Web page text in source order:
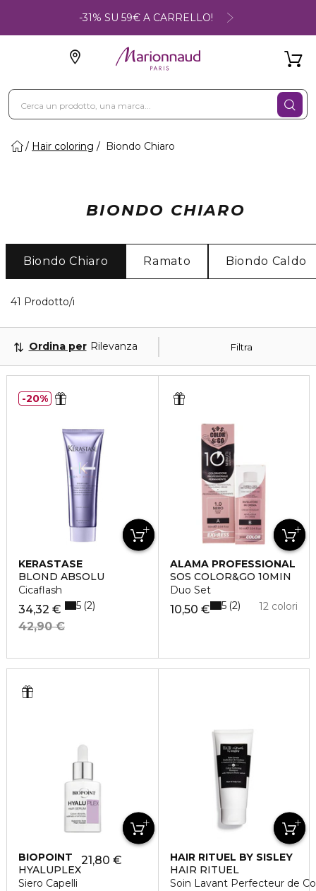
-31% SU 59€ A CARRELLO!
Hair coloring Biondo Chiaro
BIONDO CHIARO
Biondo Chiaro Ramato Biondo Caldo
41 Prodotto/i
Filtra
Ordina per Rilevanza
KERASTASE
BLOND ABSOLU
Cicaflash
34,32 €
42,90 €
5 2
20%
ALAMA PROFESSIONAL
SOS COLOR&GO 10MIN
Duo Set
10,50 € 12 colori
5 2
BIOPOINT
HYALUPLEX
Siero Capelli
21,80 €
HAIR RITUEL BY SISLEY
HAIR RITUEL
Soin Lavant Perfecteur de